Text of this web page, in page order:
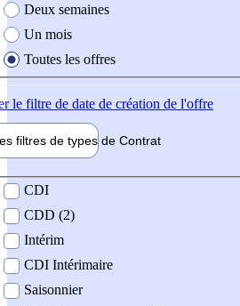
Deux semaines
Un mois
Toutes les offres
le filtre de date de création de l'offre
filtres de types de Contrat
contrat
CDI
CDD (2)
Intérim
CDI Intérimaire
Saisonnier